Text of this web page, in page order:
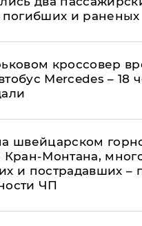
погибших и раненых
кроссовер
Mercedes – 18
швейцарском
Кран-Монтана,
и пострадавших –
ЧП